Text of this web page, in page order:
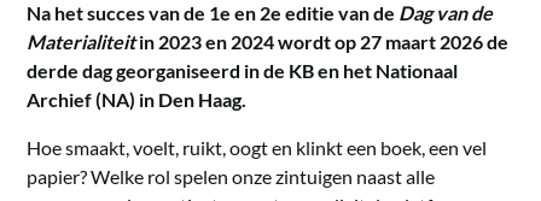
Na het succes van de 1e en 2e editie van de Dag van de
Materialiteitin 2023 en 2024 wordt op 27 maart 2026 de
derde dag georganiseerd in de KB en het Nationaal
Archief (NA) in Den Haag.
Hoe smaakt, voelt, ruikt, oogt en klinkt een boek, een vel
papier? Welke rol spelen onze zintuigen naast alle